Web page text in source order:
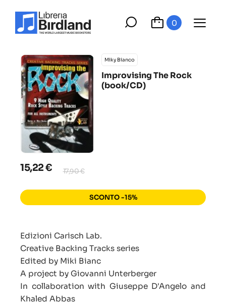
0
Miky Bianco
Improvising The Rock
(book/CD)
15,22 € 17,90 €
SCONTO -15%
Edizioni Carisch Lab.
Creative Backing Tracks series
Edited by Miki Bianc
A project by Giovanni Unterberger
In collaboration with Giuseppe D'Angelo and
Khaled Abbas